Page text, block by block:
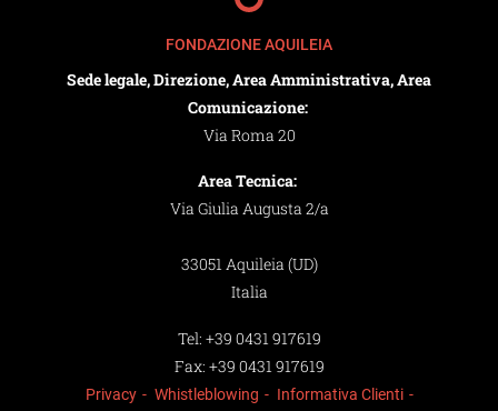
FONDAZIONE AQUILEIA
Sede legale, Direzione, Area Amministrativa, Area
Comunicazione:
Via Roma 20
Area Tecnica:
Via Giulia Augusta 2/a
33051 Aquileia (UD)
Italia
Tel: +39 0431 917619
Fax: +39 0431 917619
Privacy Whistleblowing Informativa Clienti